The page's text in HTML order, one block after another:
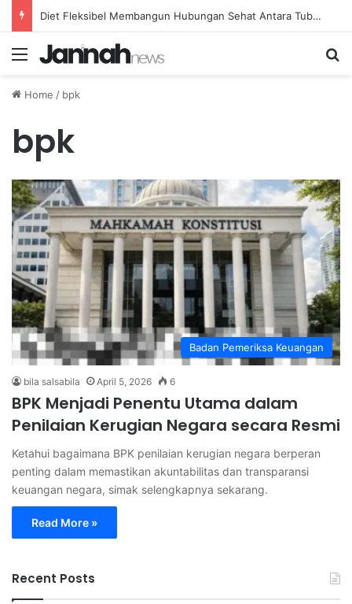
Diet Fleksibel Membangun Hubungan Sehat Antara Tubuh dan Makanan Sehari-hari
Menu
Home / bpk
bpk
Badan Pemeriksa Keuangan
bila salsabila April 5, 2026 6
BPK Menjadi Penentu Utama dalam
Penilaian Kerugian Negara secara Resmi
Ketahui bagaimana BPK penilaian kerugian negara berperan
penting dalam memastikan akuntabilitas dan transparansi
keuangan negara, simak selengkapnya sekarang.
Read More »
Recent Posts